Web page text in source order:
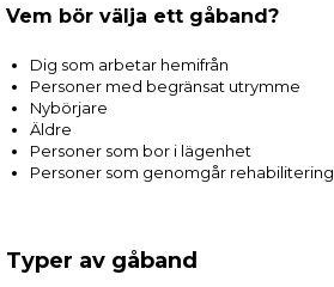
Vem bör välja ett gåband?
Dig som arbetar hemifrån
Personer med begränsat utrymme
Nybörjare
Äldre
Personer som bor i lägenhet
Personer som genomgår rehabilitering
Typer av gåband